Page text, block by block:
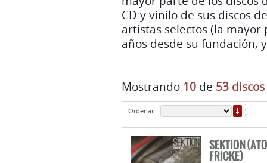
Mostrando10de53 discos
Ordenar:
SEKTION
FRICKE)
DRUCK
GEOMETRIK
Género: Sound
lanzamiento: jun.
LP LTD.ED. Ref.: